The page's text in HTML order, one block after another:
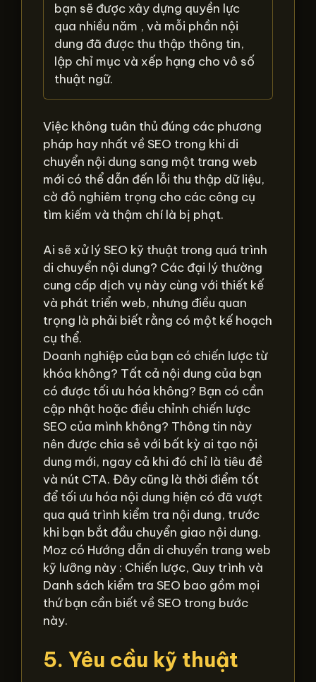
bạn sẽ được xây dựng quyền lực
qua nhiều năm , và mỗi phần nội
dung đã được thu thập thông tin,
lập chỉ mục và xếp hạng cho vô số
thuật ngữ.
Việc không tuân thủ đúng các phương
pháp hay nhất về SEO trong khi di
chuyển nội dung sang một trang web
mới có thể dẫn đến lỗi thu thập dữ liệu,
cờ đỏ nghiêm trọng cho các công cụ
tìm kiếm và thậm chí là bị phạt.
Ai sẽ xử lý SEO kỹ thuật trong quá trình
di chuyển nội dung? Các đại lý thường
cung cấp dịch vụ này cùng với thiết kế
và phát triển web, nhưng điều quan
trọng là phải biết rằng có một kế hoạch
cụ thể.
Doanh nghiệp của bạn có chiến lược từ
khóa không? Tất cả nội dung của bạn
có được tối ưu hóa không? Bạn có cần
cập nhật hoặc điều chỉnh chiến lược
SEO của mình không? Thông tin này
nên được chia sẻ với bất kỳ ai tạo nội
dung mới, ngay cả khi đó chỉ là tiêu đề
và nút CTA. Đây cũng là thời điểm tốt
để tối ưu hóa nội dung hiện có đã vượt
qua quá trình kiểm tra nội dung, trước
khi bạn bắt đầu chuyển giao nội dung.
Moz có Hướng dẫn di chuyển trang web
kỹ lưỡng này : Chiến lược, Quy trình và
Danh sách kiểm tra SEO bao gồm mọi
thứ bạn cần biết về SEO trong bước
này.
5. Yêu cầu kỹ thuật